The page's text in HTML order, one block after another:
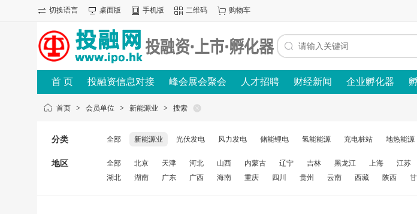
切换语言 桌面版 手机版 二维码 购物车
首 页 投融资信息对接 峰会展会聚会 人才招聘 财经新闻 企业孵化器
首页 > 会员单位 > 新能源业 > 搜索
分类 全部 新能源业 光伏发电 风力发电 储能锂电 氢能能源 充电桩站 地热能源
地区 全部 北京 天津 河北 山西 内蒙古 辽宁 吉林 黑龙江 上海 江苏
湖北
湖南 广东 广西 海南 重庆 四川 贵州 云南 西藏 陕西